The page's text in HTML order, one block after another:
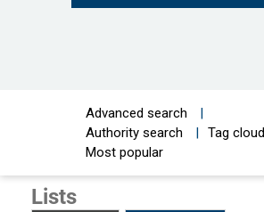
Advanced search
Authority search
Tag cloud
Most popular
Lists